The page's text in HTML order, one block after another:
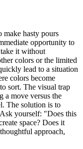
make hasty pours
opportunity to
it without
colors or the limited
lead to a situation
colors become
sort. The visual trap
a move versus the
The solution is to
Ask yourself: "Does this
space? Does it
approach,